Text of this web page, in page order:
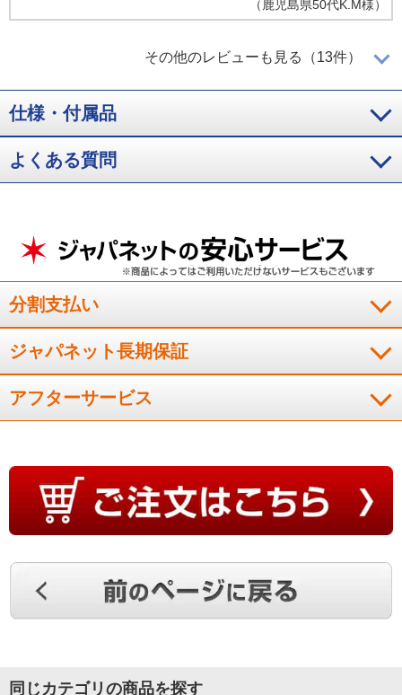
（ 鹿児島県50代K.M様）
デザインが美しく機能的であったかい
寒い季節に備えて購入。とってもデザインが美しく機能的で、
とってもあったかいです！冬場に効果的な利用ができそうで
す。
（山口県60代S.T様）
寒さが近づいてきたし先月末に１台購入して暖房機器の安全性
と暖かさの程度を実感していたので、追加で購入しました。使
ってもやけどをしない。ほんわかとした自然の暖かさで湿気も
感じて喉を痛めないので満足です。
）
２台目です。風がなく部屋全体が暖かくなることで、ほわっと
した感覚が気持ち良い。
（山口県60代T.T様）
高齢の両親の寝室用に購入。部屋全体がふわぁっと暖かい感じ
その他のレビューも見る（13件）
仕様・付属品
よくある質問
分割支払い
ジャパネット長期保証
アフターサービス
同じカテゴリの商品を探す